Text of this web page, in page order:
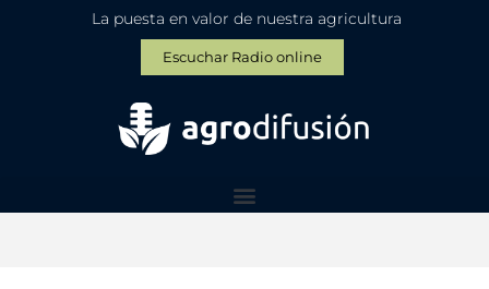
La puesta en valor de nuestra agricultura
Escuchar Radio online